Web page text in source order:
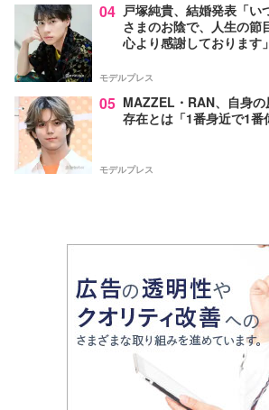
04 戸塚純貴、結婚発表「い
さまのお陰で、人生の節
心より感謝しております
モデルプレス
05 MAZZEL・RAN、自身
存在とは「1番身近で1番
モデルプレス